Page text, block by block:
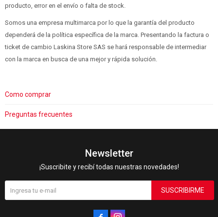
producto, error en el envío o falta de stock.
Somos una empresa multimarca por lo que la garantía del producto
dependerá de la política específica de la marca. Presentando la factura o
ticket de cambio Laskina Store SAS se hará responsable de intermediar
con la marca en busca de una mejor y rápida solución.
Como comprar
Preguntas frecuentes
Newsletter
¡Suscribite y recibí todas nuestras novedades!
SUSCRIBIRME